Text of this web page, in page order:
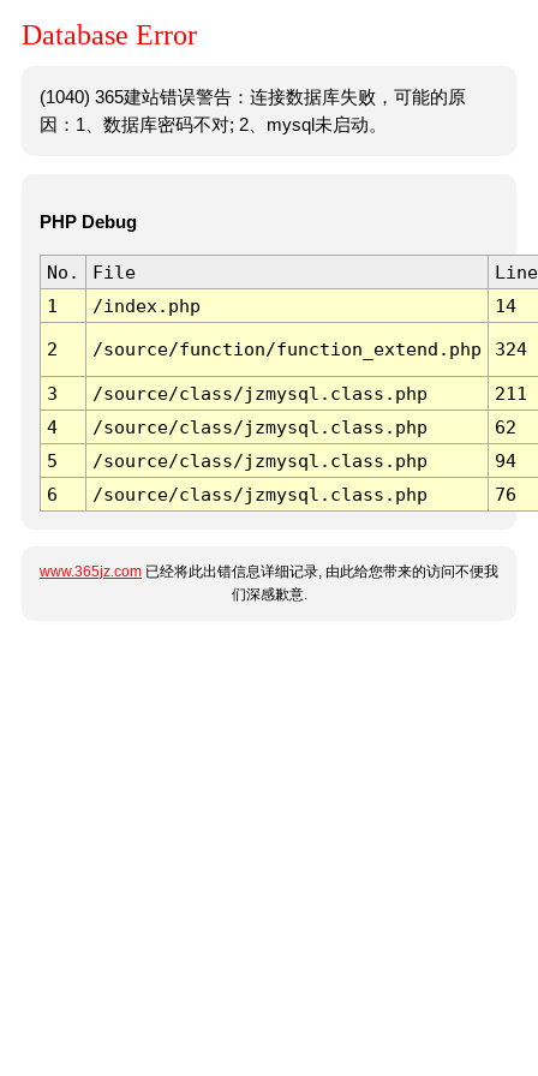
Database Error
(1040) 365建站错误警告：连接数据库失败，可能的原
因：1、数据库密码不对; 2、mysql未启动。
PHP Debug
No. File
Line
1
/index.php 14
2 /source/function/function_extend.php 324
3 /source/class/jzmysql.class.php
211
4
/source/class/jzmysql.class.php
62
5
/source/class/jzmysql.class.php
94
6
/source/class/jzmysql.class.php 76
www.365jz.com 已经将此出错信息详细记录, 由此给您带来的访问不便我
们深感歉意.